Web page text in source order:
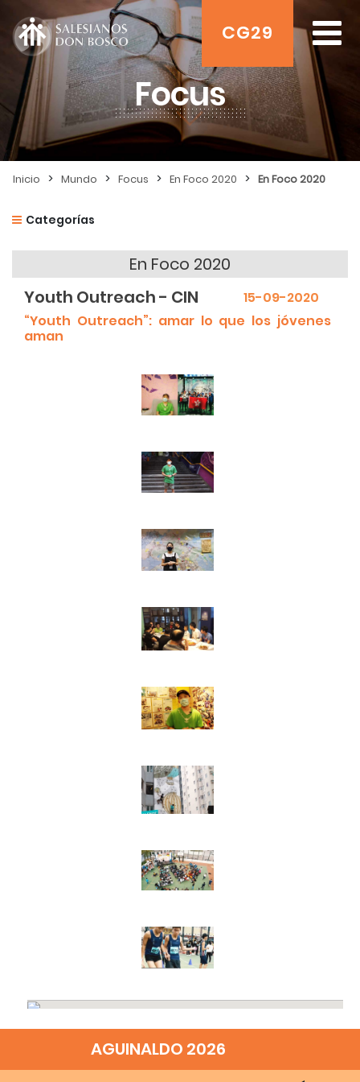
CG29
Focus
Inicio > Mundo > Focus > En Foco 2020 > En Foco 2020
Categorías
En Foco 2020
Youth Outreach - CIN
15-09-2020
“Youth Outreach”: amar lo que los jóvenes
aman
AGUINALDO 2026